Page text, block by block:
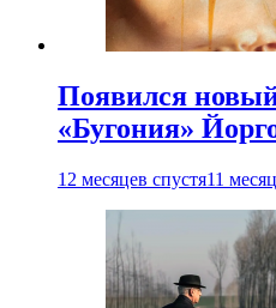
Появился
«Бугония»
12 месяцев спустя11